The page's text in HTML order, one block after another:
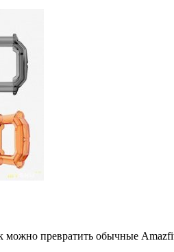
можно превратить обычные